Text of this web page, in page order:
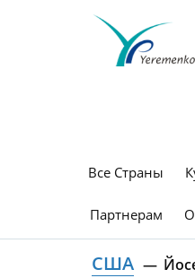
Все Страны
Партнерам
США